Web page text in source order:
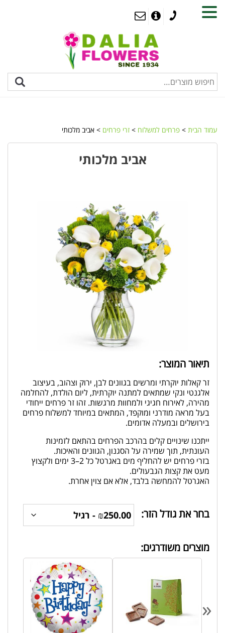
עמוד הבית > פרחים למשלוח > זרי פרחים > אביב מלכותי
אביב מלכותי
תיאור המוצר:
זר קאלות יוקרתי ומרשים בגוונים לבן, ירוק וצהוב, בעיצוב
אלגנטי ונקי שמתאים למתנה יוקרתית, ליום הולדת, להחלמה
מהירה, לאירוח חגיגי ולמחוות מרגשות. זהו זר פרחים ייחודי
בעל מראה מודרני ומוקפד, המתאים במיוחד למשלוח פרחים
בירושלים ובמעלה אדומים.
ייתכנו שינויים קלים בהרכב הפרחים בהתאם לזמינות
העונתית, תוך שמירה על הסגנון, הגוונים והאיכות.
בזרי פרחים יש להחליף מים באגרטל כל 2–3 ימים ולקצוץ
מעט את קצות הגבעולים.
האגרטל להמחשה בלבד, אלא אם צוין אחרת.
בחר את גודל הזר:
מוצרים משודרגים:
«